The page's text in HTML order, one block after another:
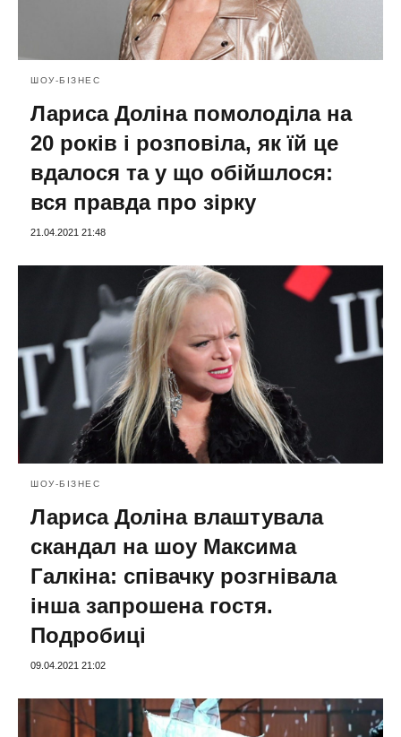
ШОУ-БІЗНЕС
Лариса Доліна помолоділа на
20 років і розповіла, як їй це
вдалося та у що обійшлося:
вся правда про зірку
21.04.2021 21:48
ШОУ-БІЗНЕС
Лариса Доліна влаштувала
скандал на шоу Максима
Галкіна: співачку розгнівала
інша запрошена гостя.
Подробиці
09.04.2021 21:02